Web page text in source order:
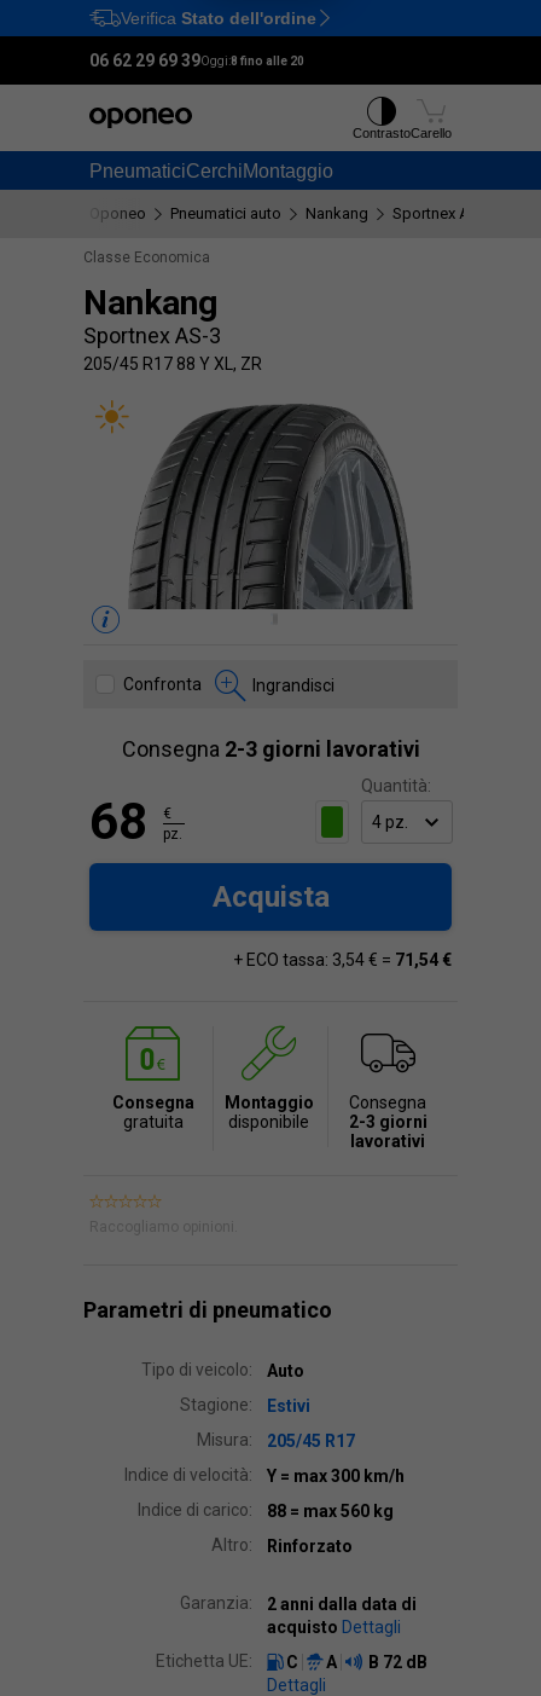
Ctrl M
Verifica Stato dell'ordine
06 62 29 69 39Oggi:8 fino alle 20
PneumaticiCerchiMontaggio
ContrastoCarello
Oponeo Pneumatici auto Nankang Sportnex AS-3
Classe Economica
Nankang
Sportnex AS-3
205/45 R17 88 Y XL, ZR
Confronta Ingrandisci
Consegna 2-3 giorni lavorativi
Quantità:
68
€
pz.
Acquista
+ ECO tassa: 3,54 € = 71,54 €
Consegna
gratuita
Montaggio
disponibile
Consegna
2-3 giorni
lavorativi
Raccogliamo opinioni.
Parametri di pneumatico
Tipo di veicolo:
Auto
Stagione:
Estivi
Misura:
205/45 R17
Indice di velocità:
Y = max 300 km/h
Indice di carico:
88 = max 560 kg
Altro:
Rinforzato
Garanzia:
2 anni dalla data di
acquisto Dettagli
Etichetta UE:
C A B 72 dB
Dettagli